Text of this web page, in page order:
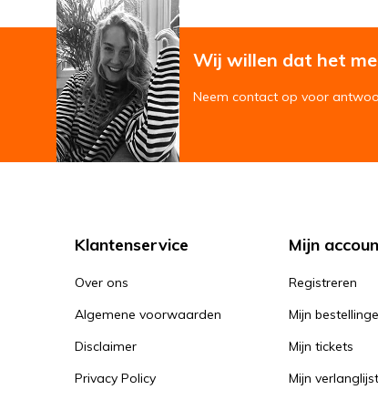
Wij willen dat het
Neem contact op voor
Klantenservice
Over ons
Algemene voorwaarden
Disclaimer
Privacy Policy
Mijn
Registreren
Mijn
Mijn tickets
Mijn verlanglijst